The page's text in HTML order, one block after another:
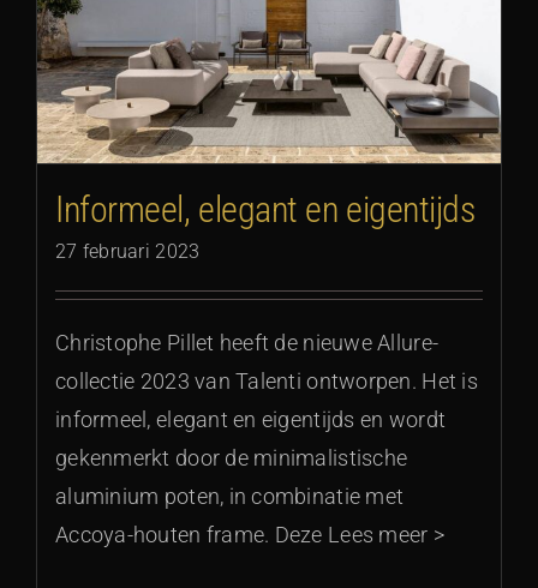
Informeel, elegant en eigentijds
27 februari 2023
Christophe Pillet heeft de nieuwe Allure-
collectie 2023 van Talenti ontworpen. Het is
informeel, elegant en eigentijds en wordt
gekenmerkt door de minimalistische
aluminium poten, in combinatie met
Accoya-houten frame. Deze Lees meer >